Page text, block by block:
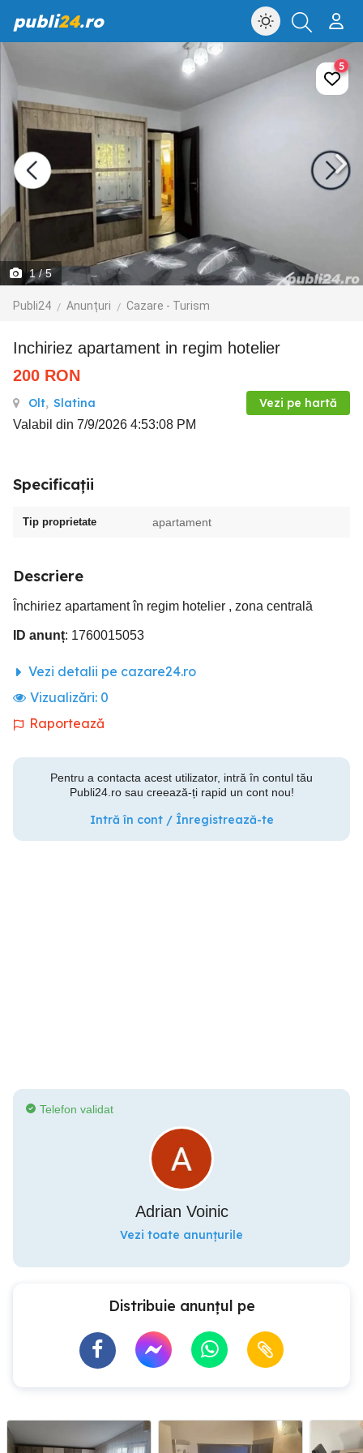
publi24.ro
1/ 5
Publi24 Anunțuri Cazare - Turism
5
Inchiriez apartament in regim hotelier
200 RON
Olt, Slatina Vezi pe hartă
Valabil din 7/9/2026 4:53:08 PM
Specificații
Tip proprietate apartament
Descriere
Închiriez apartament în regim hotelier , zona centrală
ID anunț: 1760015053
Vezi detalii pe cazare24.ro
Vizualizări: 0
Raportează
Pentru a contacta acest utilizator, intră în contul tău
Publi24.ro sau creează-ți rapid un cont nou!
Intră în cont / Înregistrează-te
Telefon validat
Adrian Voinic
Vezi toate anunțurile
Distribuie anunțul pe